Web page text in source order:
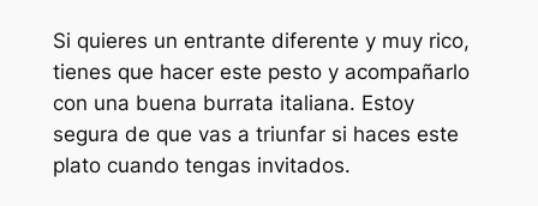
Si quieres un entrante diferente y muy rico,
tienes que hacer este pesto y acompañarlo
con una buena burrata italiana. Estoy
segura de que vas a triunfar si haces este
plato cuando tengas invitados.